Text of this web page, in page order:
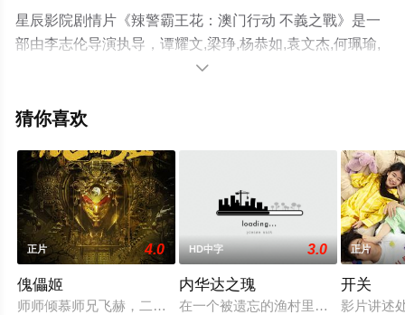
星辰影院剧情片《辣警霸王花：澳门行动 不義之戰》是一
部由李志伦导演执导，谭耀文,梁琤,杨恭如,袁文杰,何珮瑜,
林明祯,唐文龙,邓洢玲,吕珊,陆诗韵,赵善恒,杨潮凯,钟浩贤,
国香港电影，手机免费观看高清无删减完整版电影大全就
剧情网等平台了解。

猜你喜欢
正片 4.0
傀儡姬
师师倾慕师兄飞赫，二人研制“十全傀儡人”时飞赫失踪，傀儡
HD中字 3.0
内华达之瑰
在一个被遗忘的渔村里，一艘船神秘
正片
开关
影片讲述